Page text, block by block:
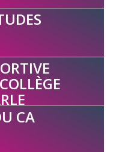
CA